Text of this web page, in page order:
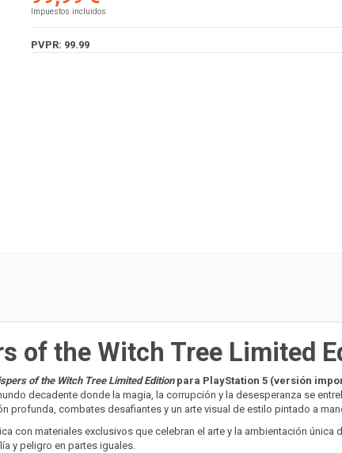
Impuestos incluidos
PVPR: 99.99
of the Witch Tree Limited
of the Witch Tree Limited Editionpara PlayStation 5 (versión
decadente donde la magia, la corrupción y la desesperanza se
profunda, combates desafiantes y un arte visual de estilo pintado a
con materiales exclusivos que celebran el arte y la ambientación
y peligro en partes iguales.